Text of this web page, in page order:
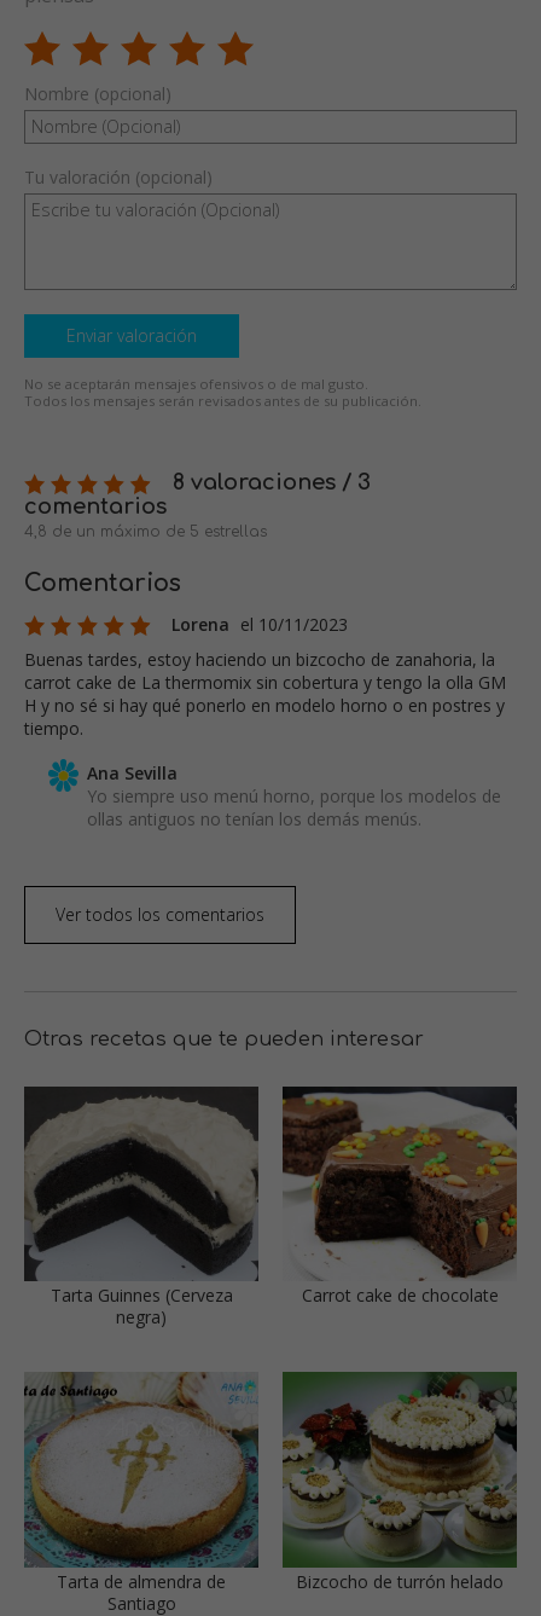
Nombre (opcional)
Tu valoración (opcional)
Enviar valoración
No se aceptarán mensajes ofensivos o de mal gusto.
Todos los mensajes serán revisados antes de su publicación.
8 valoraciones / 3
comentarios
4,8 de un máximo de 5 estrellas
Comentarios
Lorena el 10/11/2023
Buenas tardes, estoy haciendo un bizcocho de zanahoria, la
carrot cake de La thermomix sin cobertura y tengo la olla GM
H y no sé si hay qué ponerlo en modelo horno o en postres y
tiempo.
Ana Sevilla
Yo siempre uso menú horno, porque los modelos de
ollas antiguos no tenían los demás menús.
Ver todos los comentarios
Otras recetas que te pueden interesar
Tarta Guinnes (Cerveza
negra)
Carrot cake de chocolate
Tarta de almendra de
Santiago
Bizcocho de turrón helado